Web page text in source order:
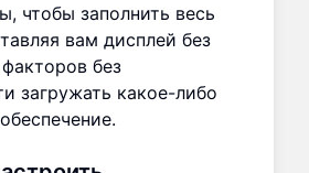
чтобы заполнить весь
вам дисплей без
без
загружать какое-либо